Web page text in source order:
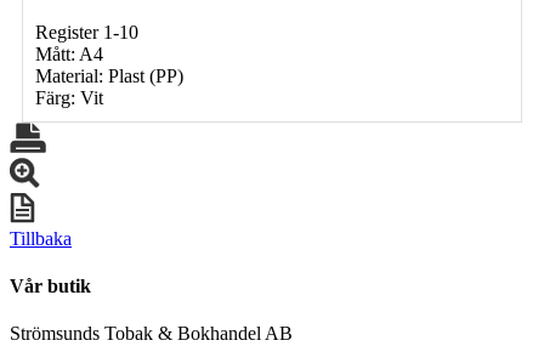
Register 1-10
Mått: A4
Material: Plast (PP)
Färg: Vit
Tillbaka
Vår butik
Strömsunds Tobak & Bokhandel AB